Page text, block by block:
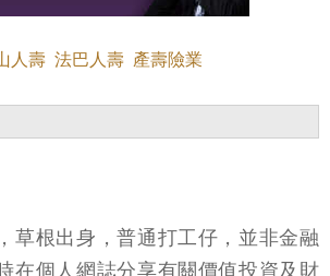
人壽 法巴人壽 產壽險業
草根出身，普通打工仔，並非金融
在個人網誌分享有關價值投資及財